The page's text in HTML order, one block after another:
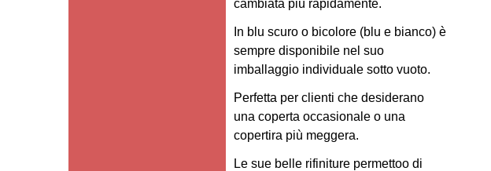
cambiata più rapidamente.
In blu scuro o bicolore (blu e bianco) è
sempre disponibile nel suo
imballaggio individuale sotto vuoto.
Perfetta per clienti che desiderano
una coperta occasionale o una
copertira più meggera.
Le sue belle rifiniture permettoo di